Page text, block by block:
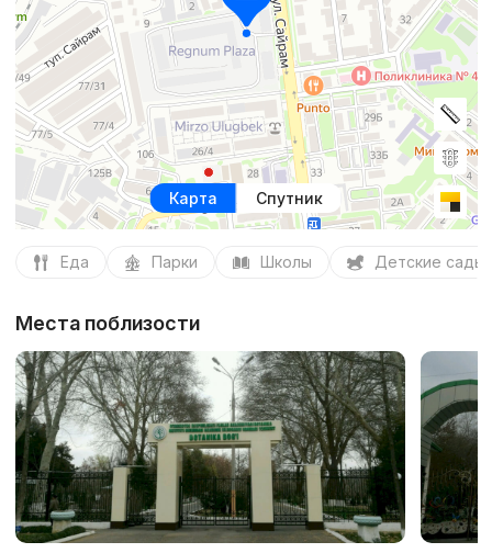
Карта Спутник
Еда Парки Школы Детские сады
Места поблизости